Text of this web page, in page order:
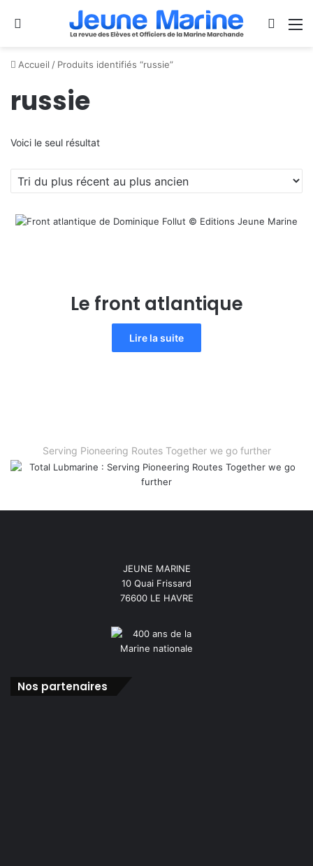
Se connecter
Accueil / Produits identifiés “russie”
russie
Voici le seul résultat
Le front atlantique
Lire la suite
Serving Pioneering Routes Together we go further
JEUNE MARINE
10 Quai Frissard
76600 LE HAVRE
Nos partenaires